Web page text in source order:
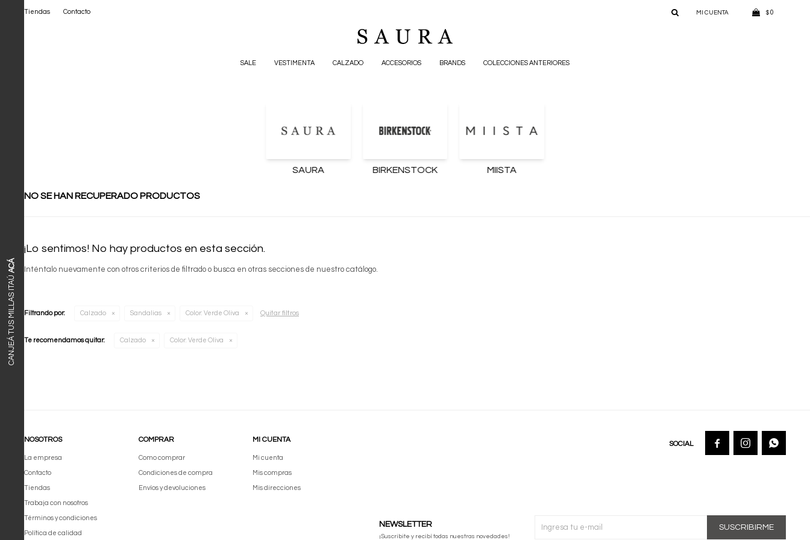
SALE VESTIMENTA CALZADO ACCESORIOS BRANDS COLECCIONES ANTERIORES
$ 0
Tiendas Contacto
CANJEÁ TUS MILLAS ITAÚ
ACÁ
SAURA BIRKENSTOCK MIISTA
NO SE HAN RECUPERADO PRODUCTOS
¡Lo sentimos! No hay productos en esta sección.
Inténtalo nuevamente con otros criterios de filtrado o busca en otras secciones de nuestro catálogo.
Filtrando por: Calzado Sandalias Color: Verde Oliva Quitar filtros
Te recomendamos quitar: Calzado Color: Verde Oliva
NOSOTROS
La empresa
Contacto
Tiendas
Trabaja con nosotros
Términos y condiciones
Política de calidad
COMPRAR
Como comprar
Condiciones de compra
Envíos y devoluciones
MI CUENTA
Mi cuenta
Mis compras
Mis direcciones
NEWSLETTER
¡Suscribite y recibí todas nuestras novedades!
SUSCRIBIRME
  